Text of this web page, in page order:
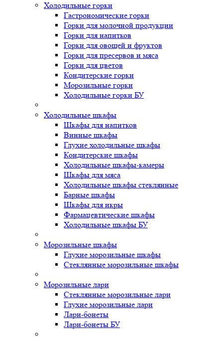
Холодильные горки
Гастрономические горки
Горки для молочной продукции
Горки для напитков
Горки для овощей и фруктов
Горки для пресервов и мяса
Горки для цветов
Кондитерские горки
Морозильные горки
Холодильные горки БУ
Холодильные шкафы
Шкафы для напитков
Винные шкафы
Глухие холодильные шкафы
Кондитерские шкафы
Холодильные шкафы-камеры
Шкафы для мяса
Холодильные шкафы стеклянные
Барные шкафы
Шкафы для икры
Фармацевтические шкафы
Холодильные шкафы БУ
Морозильные шкафы
Глухие морозильные шкафы
Стеклянные морозильные шкафы
Морозильные лари
Стеклянные морозильные лари
Глухие морозильные лари
Лари-бонеты
Лари-бонеты БУ